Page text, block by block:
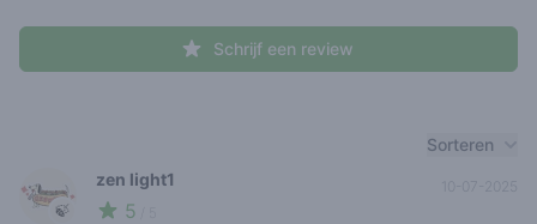
Schrijf een review
Sorteren
🍃
zen light1
5